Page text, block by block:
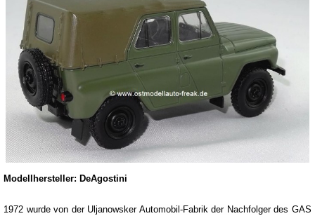
Modellhersteller: DeAgostini
1972 wurde von der Uljanowsker Automobil-Fabrik der Nachfolger des GAS